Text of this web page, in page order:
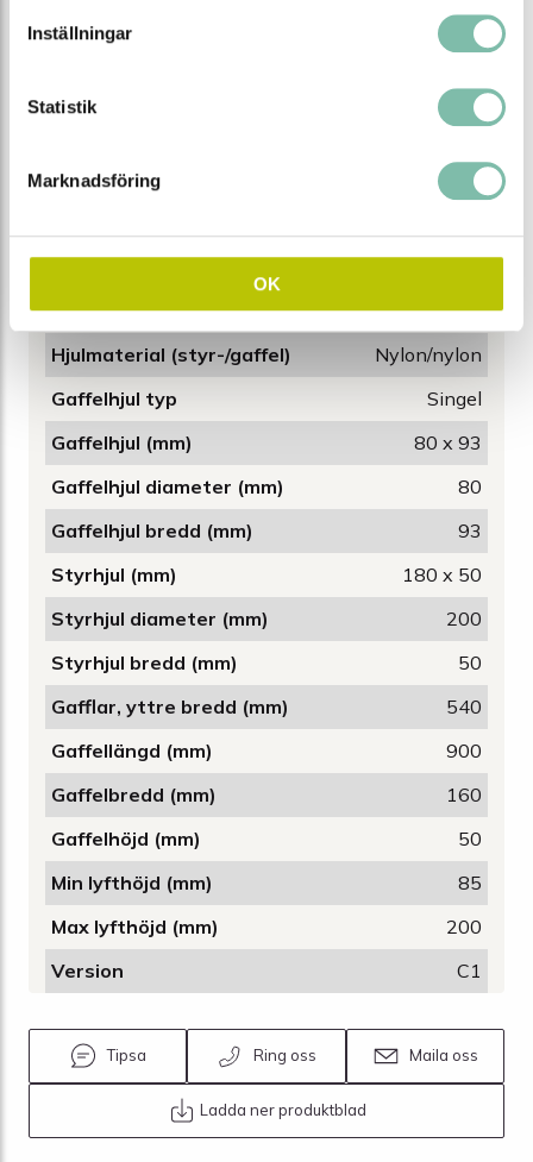
Inställningar
Statistik
Marknadsföring
OK
Färg
Gul
Stål
Vikt (kg)
70
Längd (mm)
1300
Hjulmaterial (styr-/gaffel)
Nylon/nylon
Gaffelhjul typ
Singel
Gaffelhjul (mm)
80 x 93
Gaffelhjul diameter (mm)
80
Gaffelhjul bredd (mm)
93
Styrhjul (mm)
180 x 50
Styrhjul diameter (mm)
200
Styrhjul bredd (mm)
50
Gafflar, yttre bredd (mm)
540
Gaffellängd (mm)
900
Gaffelbredd (mm)
160
Gaffelhöjd (mm)
50
Min lyfthöjd (mm)
85
Max lyfthöjd (mm)
200
Version
C1
Tipsa Ring oss Maila oss
Ladda ner produktblad